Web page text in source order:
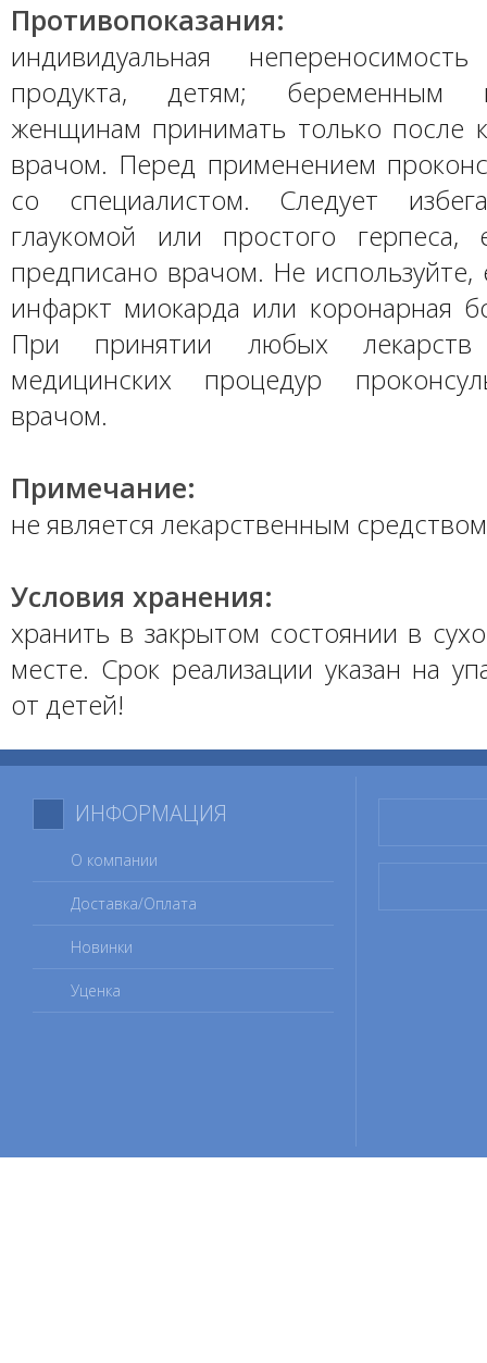
Противопоказания:
индивидуальная
продукта, детям;
женщинам принимать только после
врачом. Перед применением
со специалистом. Следует
глаукомой или простого
предписано врачом. Не используйте,
инфаркт миокарда или коронарная
При принятии любых
медицинских процедур
врачом.
Примечание:
не является лекарственным
Условия хранения:
хранить в закрытом состоянии в
месте. Срок реализации указан на
от детей!
ИНФОРМАЦИЯ
О компании
Доставка/Оплата
Новинки
Уценка